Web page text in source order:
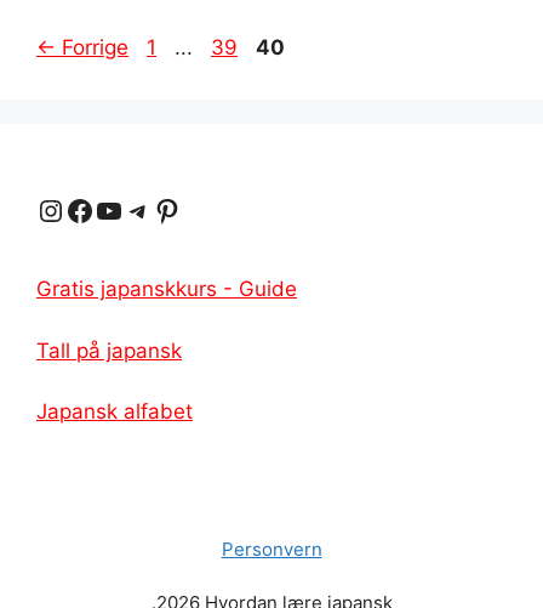
← Forrige Side
1 ... Side
39 Side
40
Instagram Facebook YouTube Telegram Pinterest
Gratis japanskkurs - Guide
Tall på japansk
Japansk alfabet
Personvern
.2026 Hvordan lære japansk